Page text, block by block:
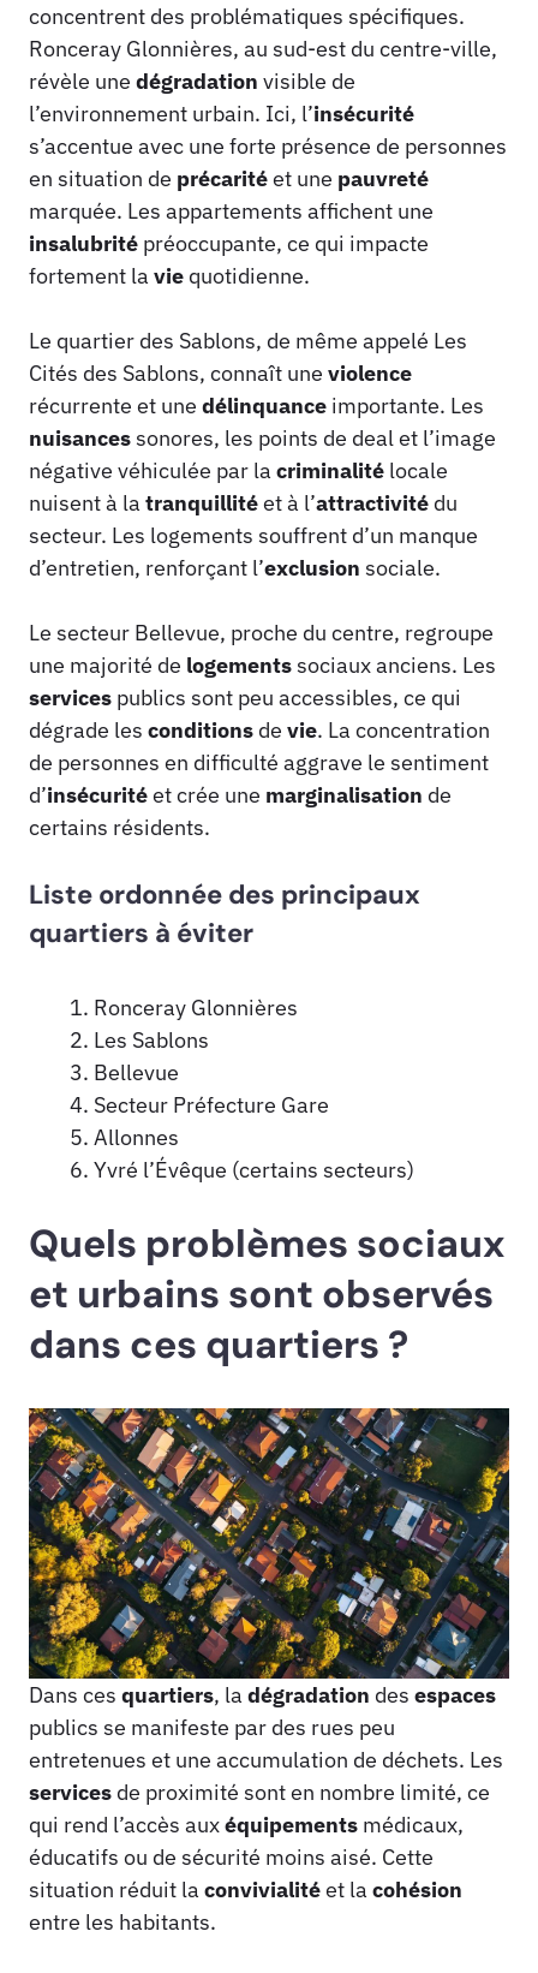
concentrent des problématiques spécifiques.
Ronceray Glonnières, au sud-est du centre-ville,
révèle une dégradation visible de
l’environnement urbain. Ici, l’insécurité
s’accentue avec une forte présence de personnes
en situation de précaritéet une pauvreté
marquée. Les appartements affichent une
insalubrité préoccupante, ce qui impacte
fortement la vie quotidienne.
Le quartier des Sablons, de même appelé Les
Cités des Sablons, connaît une violence
récurrente et une délinquance importante. Les
nuisancessonores, les points de deal et l’image
négative véhiculée par la criminalité locale
nuisent à la tranquillitéet à l’attractivité du
secteur. Les logements souffrent d’un manque
d’entretien, renforçant l’exclusion sociale.
Le secteur Bellevue, proche du centre, regroupe
une majorité de logementssociaux anciens. Les
services publics sont peu accessibles, ce qui
dégrade les conditions de vie. La concentration
de personnes en difficulté aggrave le sentiment
d’insécuritéet crée une marginalisation de
certains résidents.
Liste ordonnée des principaux
quartiers à éviter
Ronceray Glonnières
Les Sablons
Bellevue
Secteur Préfecture Gare
Allonnes
Yvré l’Évêque (certains secteurs)
Quels problèmes sociaux
et urbains sont observés
dans ces quartiers ?
Dans ces quartiers, la dégradation des espaces
publics se manifeste par des rues peu
entretenues et une accumulation de déchets. Les
services de proximité sont en nombre limité, ce
qui rend l’accès auxéquipements médicaux,
éducatifs ou de sécurité moins aisé. Cette
situation réduit la convivialitéet la cohésion
entre les habitants.